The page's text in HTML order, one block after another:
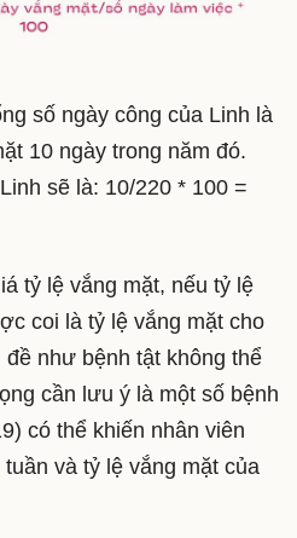
số ngày công của Linh là
10 ngày trong năm đó.
sẽ là: 10/220 * 100 =
tỷ lệ vắng mặt, nếu tỷ lệ
coi là tỷ lệ vắng mặt cho
như bệnh tật không thể
cần lưu ý là một số bệnh
có thể khiến nhân viên
và tỷ lệ vắng mặt của